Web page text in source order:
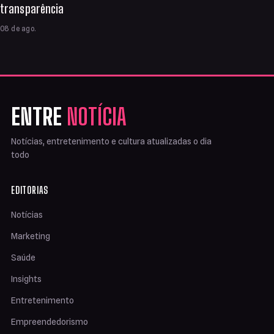
transparência
08 de ago.
ENTRE NOTÍCIA
Notícias, entretenimento e cultura atualizadas o dia
todo
EDITORIAS
Notícias
Marketing
Saúde
Insights
Entretenimento
Empreendedorismo